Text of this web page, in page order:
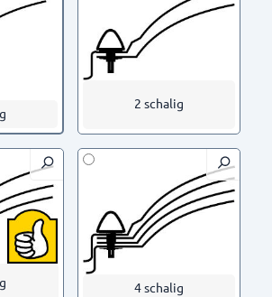
2 schalig
4 schalig